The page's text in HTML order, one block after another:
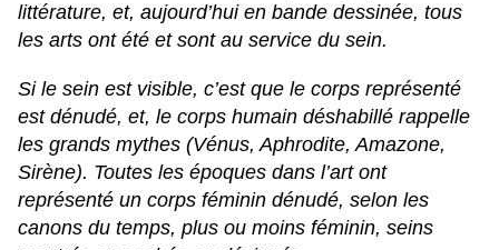
littérature, et, aujourd’hui en bande dessinée, tous
les arts ont été et sont au service du sein.
Si le sein est visible, c’est que le corps représenté
est dénudé, et, le corps humain déshabillé rappelle
les grands mythes (Vénus, Aphrodite, Amazone,
Sirène). Toutes les époques dans l’art ont
représenté un corps féminin dénudé, selon les
canons du temps, plus ou moins féminin, seins